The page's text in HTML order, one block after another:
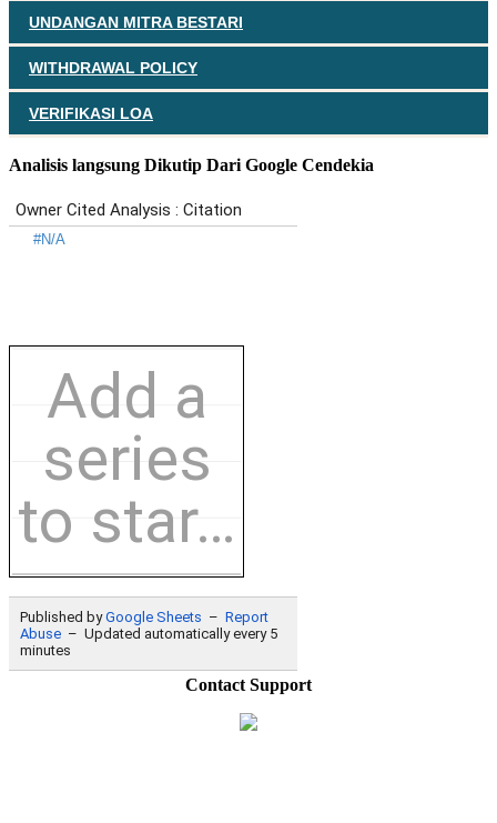
UNDANGAN MITRA BESTARI
WITHDRAWAL POLICY
VERIFIKASI LOA
Analisis langsung Dikutip Dari Google Cendekia
Contact Support